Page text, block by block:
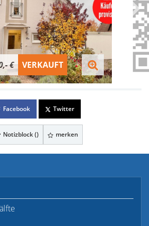
€ VERKAUFT
Facebook Twitter
Notizblock () merken